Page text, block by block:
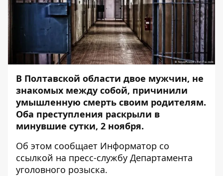
В Полтавской области двое мужчин, не
знакомых между собой, причинили
умышленную смерть своим родителям.
Оба преступления раскрыли в
минувшие сутки, 2 ноября.
Об этом сообщает Информатор со
ссылкой на пресс-службу Департамента
уголовного розыска.